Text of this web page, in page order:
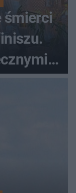
śmierci